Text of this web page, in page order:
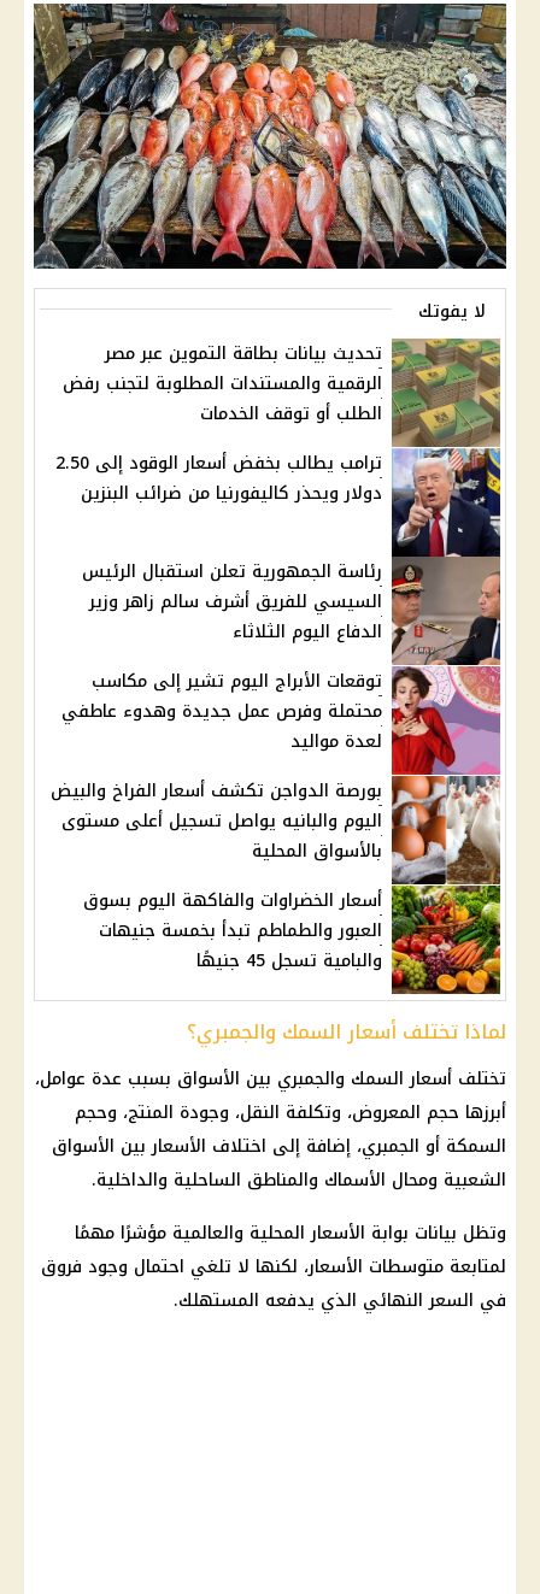
لا يفوتك
تحديث بيانات بطاقة التموين عبر مصر
الرقمية والمستندات المطلوبة لتجنب رفض
الطلب أو توقف الخدمات
ترامب يطالب بخفض أسعار الوقود إلى 2.50
دولار ويحذر كاليفورنيا من ضرائب البنزين
رئاسة الجمهورية تعلن استقبال الرئيس
السيسي للفريق أشرف سالم زاهر وزير
الدفاع اليوم الثلاثاء
توقعات الأبراج اليوم تشير إلى مكاسب
محتملة وفرص عمل جديدة وهدوء عاطفي
لعدة مواليد
بورصة الدواجن تكشف أسعار الفراخ والبيض
اليوم والبانيه يواصل تسجيل أعلى مستوى
بالأسواق المحلية
أسعار الخضراوات والفاكهة اليوم بسوق
العبور والطماطم تبدأ بخمسة جنيهات
والبامية تسجل 45 جنيهًا
لماذا تختلف أسعار السمك والجمبري؟
تختلف أسعار السمك والجمبري بين الأسواق بسبب عدة عوامل،
أبرزها حجم المعروض، وتكلفة النقل، وجودة المنتج، وحجم
السمكة أو الجمبري، إضافة إلى اختلاف الأسعار بين الأسواق
الشعبية ومحال الأسماك والمناطق الساحلية والداخلية.
وتظل بيانات بوابة الأسعار المحلية والعالمية مؤشرًا مهمًا
لمتابعة متوسطات الأسعار، لكنها لا تلغي احتمال وجود فروق
في السعر النهائي الذي يدفعه المستهلك.